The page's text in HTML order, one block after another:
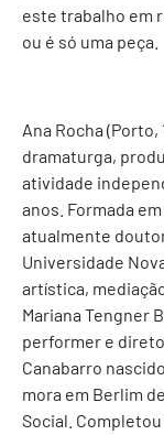
este trabalho em
ou é só uma peça.
Ana Rocha
dramaturga,
atividade
anos. Formada
atualmente
Universidade
artística,
Mariana Tengner
performer e
Canabarro
mora em Berlim
Social.